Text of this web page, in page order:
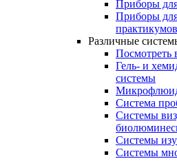
Приборы
Приборы
практикумов
Различные
Посмотреть
Гель- и
системы
Система
Системы
Системы
Системы